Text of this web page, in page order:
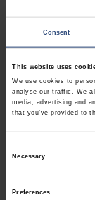
Consent
This website uses
We use cookies to
analyse our traffic. We
media, advertising and
that you’ve provided to
Necessary
Preferences
1539 Hunter Rd
Hanover Park, IL
+1 630-451-5345
Kontakt
USA - Nefab